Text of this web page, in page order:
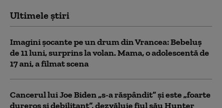
Ultimele știri
Imagini șocante pe un drum din Vrancea: Bebeluș
de 11 luni, surprins la volan. Mama, o adolescentă de
17 ani, a filmat scena
Cancerul lui Joe Biden „s-a răspândit” şi este „foarte
dureros și debilitant”, dezvăluie fiul său Hunter